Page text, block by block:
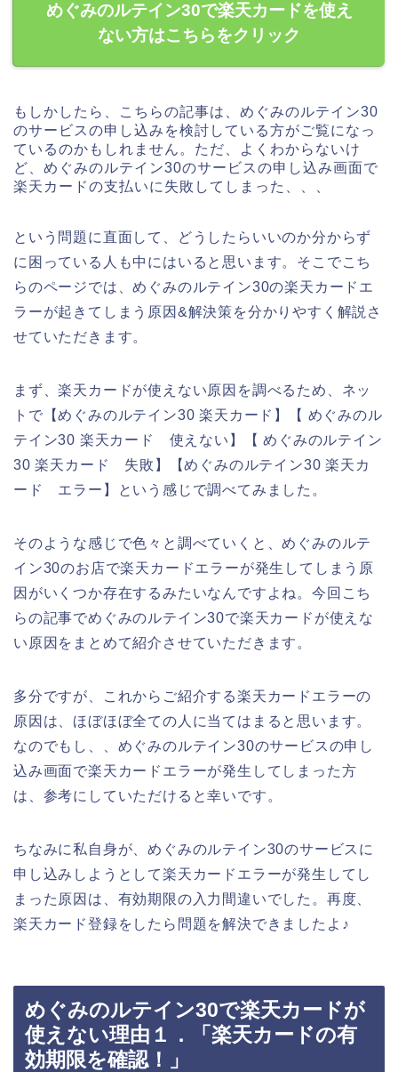
めぐみのルテイン30で楽天カードを使え
ない方はこちらをクリック
もしかしたら、こちらの記事は、めぐみのルテイン30
のサービスの申し込みを検討している方がご覧になっ
ているのかもしれません。ただ、よくわからないけ
ど、めぐみのルテイン30のサービスの申し込み画面で
楽天カードの支払いに失敗してしまった、、、
という問題に直面して、どうしたらいいのか分からず
に困っている人も中にはいると思います。そこでこち
らのページでは、めぐみのルテイン30の楽天カードエ
ラーが起きてしまう原因&解決策を分かりやすく解説さ
せていただきます。
まず、楽天カードが使えない原因を調べるため、ネッ
トで【めぐみのルテイン30 楽天カード】【 めぐみのル
テイン30 楽天カード 使えない】【 めぐみのルテイン
30 楽天カード 失敗】【めぐみのルテイン30 楽天カ
ード エラー】という感じで調べてみました。
そのような感じで色々と調べていくと、めぐみのルテ
イン30のお店で楽天カードエラーが発生してしまう原
因がいくつか存在するみたいなんですよね。今回こち
らの記事でめぐみのルテイン30で楽天カードが使えな
い原因をまとめて紹介させていただきます。
多分ですが、これからご紹介する楽天カードエラーの
原因は、ほぼほぼ全ての人に当てはまると思います。
なのでもし、、めぐみのルテイン30のサービスの申し
込み画面で楽天カードエラーが発生してしまった方
は、参考にしていただけると幸いです。
ちなみに私自身が、めぐみのルテイン30のサービスに
申し込みしようとして楽天カードエラーが発生してし
まった原因は、有効期限の入力間違いでした。再度、
楽天カード登録をしたら問題を解決できましたよ♪
めぐみのルテイン30で楽天カードが
使えない理由１．「楽天カードの有
効期限を確認！」